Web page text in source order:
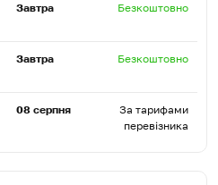
Завтра Безкоштовно
Завтра Безкоштовно
08 серпня
За тарифами
перевізника